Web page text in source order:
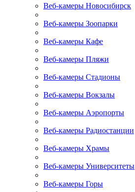
Веб-камеры Новосибирск
Веб-камеры Зоопарки
Веб-камеры Кафе
Веб-камеры Пляжи
Веб-камеры Стадионы
Веб-камеры Вокзалы
Веб-камеры Аэропорты
Веб-камеры Радиостанции
Веб-камеры Храмы
Веб-камеры Университеты
Веб-камеры Горы